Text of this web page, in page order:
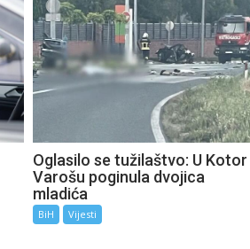
Oglasilo se tužilaštvo: U Kotor
Varošu poginula dvojica
mladića
BiH Vijesti